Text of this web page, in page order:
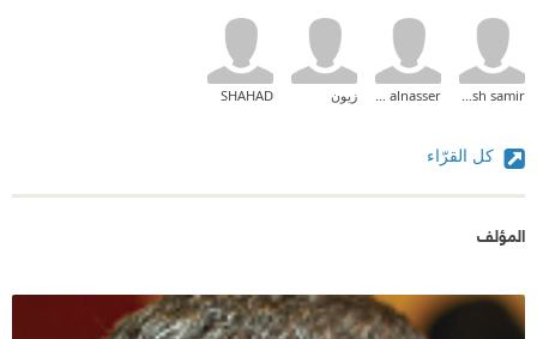
ftoosh samir
momo alnasser زيون SHAHAD
كل القرّاء
المؤلف